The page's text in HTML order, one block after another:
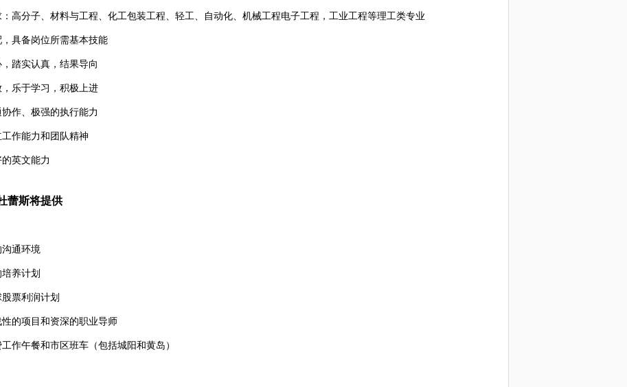
： 高分子、材料与工程、 化工包装工程、轻工、自动化、机械工程电子工程，工业工程等理工类专业
具备岗位所需基本技能
踏实认真，结果导向
乐于学习， 积极上进
作、极强的执行能力
工作能力和团队精神
英文能力
蕾斯将提供
通环境
养计划
票利润计划
的项目和资深的职业导师
工作午餐和市区班车 （包括城阳和黄岛 ）